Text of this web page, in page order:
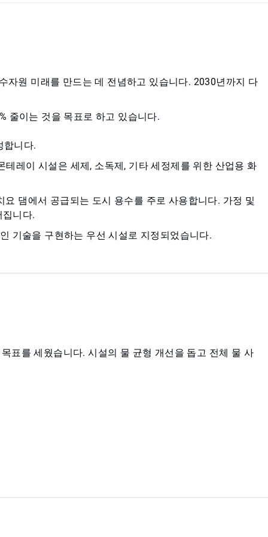
자원 미래를 만드는 데 전념하고 있습니다. 2030년까지 다
줄이는 것을 목표로 하고 있습니다.
합니다.
레이 시설은 세제, 소독제, 기타 세정제를 위한 산업용 화
댐에서 공급되는 도시 용수를 주로 사용합니다. 가정 및
니다.
기술을 구현하는 우선 시설로 지정되었습니다.
표를 세웠습니다. 시설의 물 균형 개선을 돕고 전체 물 사